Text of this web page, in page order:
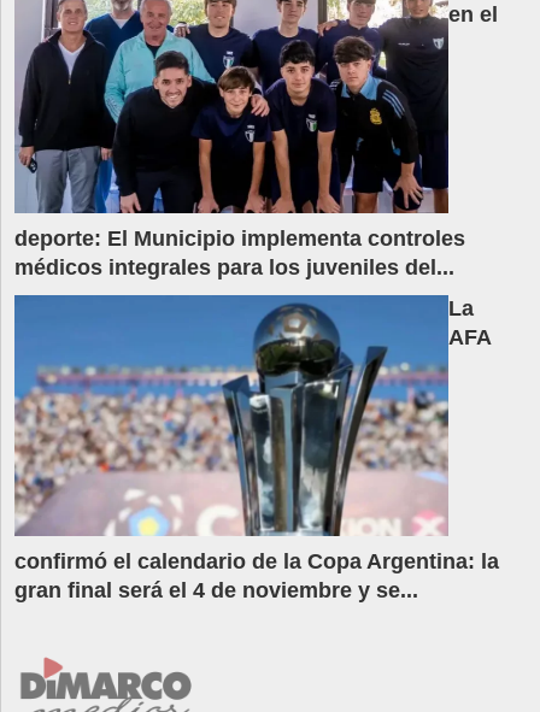
en el
deporte: El Municipio implementa controles
médicos integrales para los juveniles del...
La
AFA
confirmó el calendario de la Copa Argentina: la
gran final será el 4 de noviembre y se...